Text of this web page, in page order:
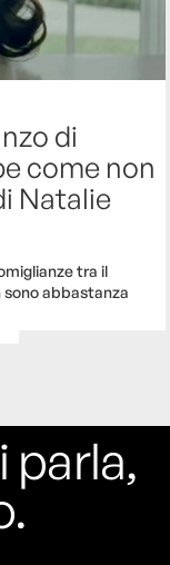
di
come non
Natalie
tra il
sono abbastanza
parla,